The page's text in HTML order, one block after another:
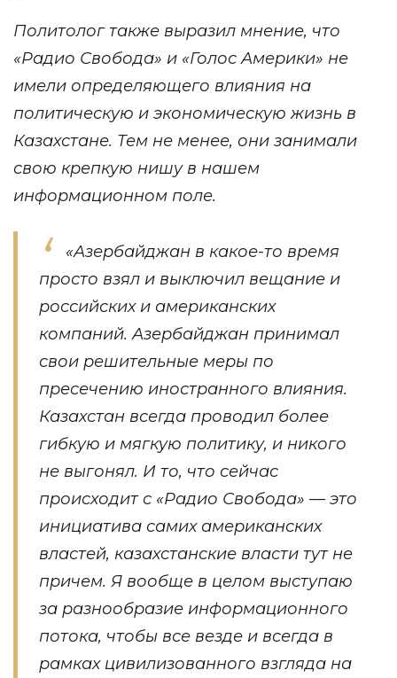
Политолог также выразил мнение, что
«Радио Свобода» и «Голос Америки» не
имели определяющего влияния на
политическую и экономическую жизнь в
Казахстане. Тем не менее, они занимали
свою крепкую нишу в нашем
информационном поле.
«Азербайджан в какое-то время
просто взял и выключил вещание и
российских и американских
компаний. Азербайджан принимал
свои решительные меры по
пресечению иностранного влияния.
Казахстан всегда проводил более
гибкую и мягкую политику, и никого
не выгонял. И то, что сейчас
происходит с «Радио Свобода» — это
инициатива самих американских
властей, казахстанские власти тут не
причем. Я вообще в целом выступаю
за разнообразие информационного
потока, чтобы все везде и всегда в
рамках цивилизованного взгляда на